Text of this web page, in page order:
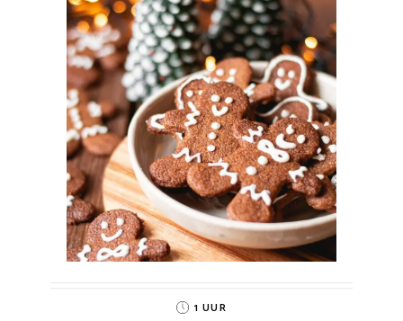
1 UUR